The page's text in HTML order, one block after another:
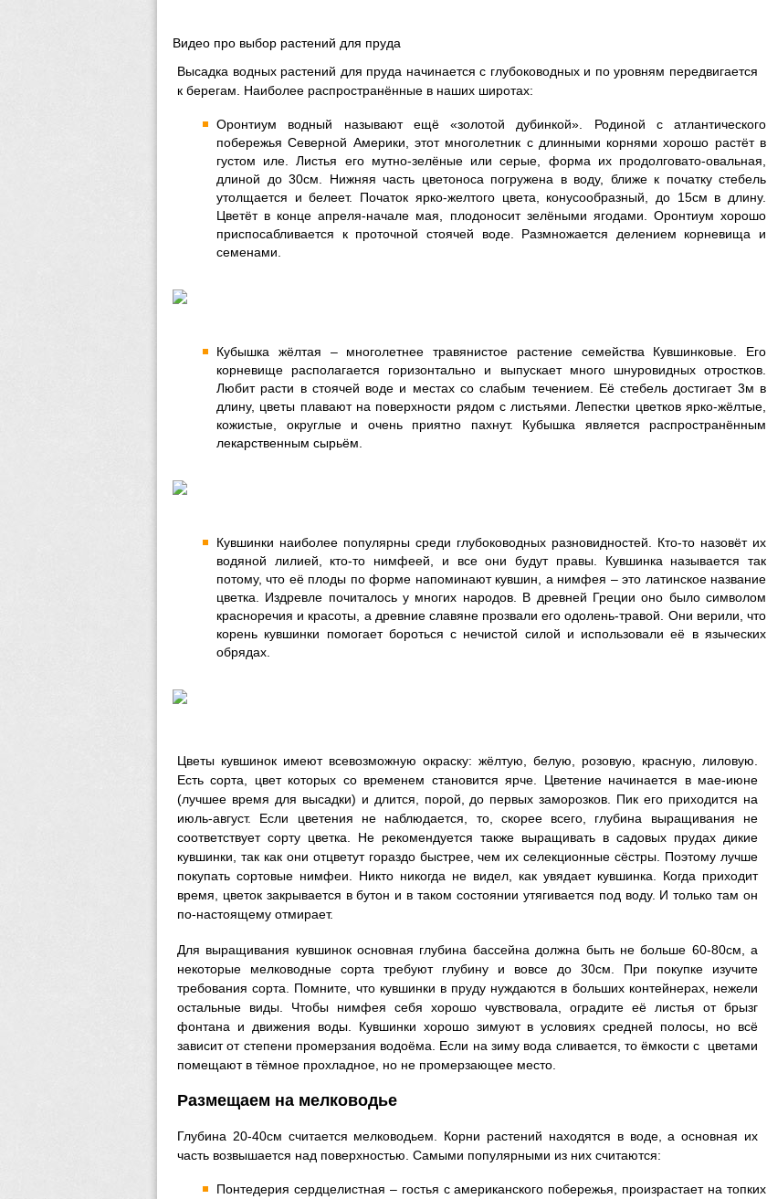
Видео про выбор растений для пруда
Высадка водных растений для пруда начинается с глубоководных и по уровням передвигается
к берегам. Наиболее распространённые в наших широтах:
Оронтиум водный называют ещё «золотой дубинкой». Родиной с атлантического
побережья Северной Америки, этот многолетник с длинными корнями хорошо растёт в
густом иле. Листья его мутно-зелёные или серые, форма их продолговато-овальная,
длиной до 30см. Нижняя часть цветоноса погружена в воду, ближе к початку стебель
утолщается и белеет. Початок ярко-желтого цвета, конусообразный, до 15см в длину.
Цветёт в конце апреля-начале мая, плодоносит зелёными ягодами. Оронтиум хорошо
приспосабливается к проточной стоячей воде. Размножается делением корневища и
семенами.
Кубышка жёлтая – многолетнее травянистое растение семейства Кувшинковые. Его
корневище располагается горизонтально и выпускает много шнуровидных отростков.
Любит расти в стоячей воде и местах со слабым течением. Её стебель достигает 3м в
длину, цветы плавают на поверхности рядом с листьями. Лепестки цветков ярко-жёлтые,
кожистые, округлые и очень приятно пахнут. Кубышка является распространённым
лекарственным сырьём.
Кувшинки наиболее популярны среди глубоководных разновидностей. Кто-то назовёт их
водяной лилией, кто-то нимфеей, и все они будут правы. Кувшинка называется так
потому, что её плоды по форме напоминают кувшин, а нимфея – это латинское название
цветка. Издревле почиталось у многих народов. В древней Греции оно было символом
красноречия и красоты, а древние славяне прозвали его одолень-травой. Они верили, что
корень кувшинки помогает бороться с нечистой силой и использовали её в языческих
обрядах.
Цветы кувшинок имеют всевозможную окраску: жёлтую, белую, розовую, красную, лиловую.
Есть сорта, цвет которых со временем становится ярче. Цветение начинается в мае-июне
(лучшее время для высадки) и длится, порой, до первых заморозков. Пик его приходится на
июль-август. Если цветения не наблюдается, то, скорее всего, глубина выращивания не
соответствует сорту цветка. Не рекомендуется также выращивать в садовых прудах дикие
кувшинки, так как они отцветут гораздо быстрее, чем их селекционные сёстры. Поэтому лучше
покупать сортовые нимфеи. Никто никогда не видел, как увядает кувшинка. Когда приходит
время, цветок закрывается в бутон и в таком состоянии утягивается под воду. И только там он
по-настоящему отмирает.
Для выращивания кувшинок основная глубина бассейна должна быть не больше 60-80см, а
некоторые мелководные сорта требуют глубину и вовсе до 30см. При покупке изучите
требования сорта. Помните, что кувшинки в пруду нуждаются в больших контейнерах, нежели
остальные виды. Чтобы нимфея себя хорошо чувствовала, оградите её листья от брызг
фонтана и движения воды. Кувшинки хорошо зимуют в условиях средней полосы, но всё
зависит от степени промерзания водоёма. Если на зиму вода сливается, то ёмкости с цветами
помещают в тёмное прохладное, но не промерзающее место.
Размещаем на мелководье
Глубина 20-40см считается мелководьем. Корни растений находятся в воде, а основная их
часть возвышается над поверхностью. Самыми популярными из них считаются:
Понтедерия сердцелистная – гостья с американского побережья, произрастает на топких